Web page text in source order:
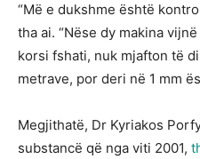
“Më e dukshme është
tha ai. “Nëse dy makina
korsi fshati, nuk mjafton të
metrave, por deri në 1 mm
Megjithatë, Dr Kyriakos
substancë që nga viti 2001,